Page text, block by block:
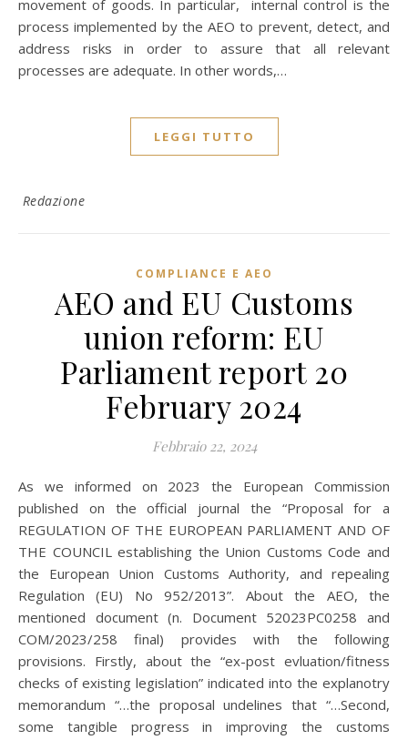
movement of goods. In particular, internal control is the
process implemented by the AEO to prevent, detect, and
address risks in order to assure that all relevant
processes are adequate. In other words,…
LEGGI TUTTO
Redazione
COMPLIANCE E AEO
AEO and EU Customs
union reform: EU
Parliament report 20
February 2024
Febbraio 22, 2024
As we informed on 2023 the European Commission
published on the official journal the “Proposal for a
REGULATION OF THE EUROPEAN PARLIAMENT AND OF
THE COUNCIL establishing the Union Customs Code and
the European Union Customs Authority, and repealing
Regulation (EU) No 952/2013”. About the AEO, the
mentioned document (n. Document 52023PC0258 and
COM/2023/258 final) provides with the following
provisions. Firstly, about the “ex-post evluation/fitness
checks of existing legislation” indicated into the explanotry
memorandum “…the proposal undelines that “…Second,
some tangible progress in improving the customs